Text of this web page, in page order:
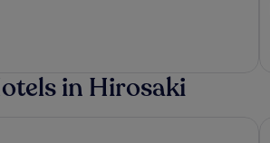
in Hirosaki